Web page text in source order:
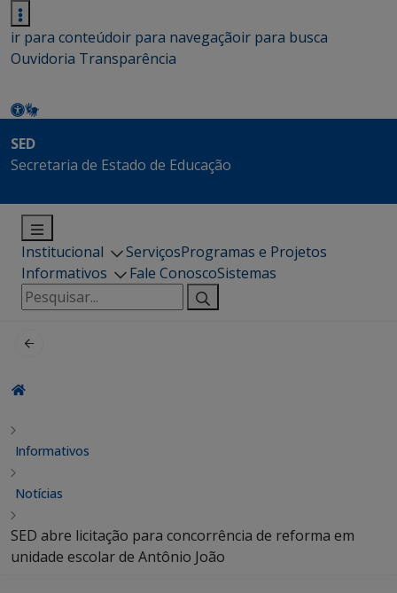
ir para conteúdoir para navegaçãoir para busca
Ouvidoria Transparência
SED
Secretaria de Estado de Educação
Institucional ServiçosProgramas e Projetos
Informativos
Fale ConoscoSistemas
Pesquisar
por:
Informativos
Notícias
SED abre licitação para concorrência de reforma em
unidade escolar de Antônio João